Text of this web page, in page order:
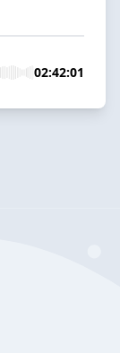
02:42:01